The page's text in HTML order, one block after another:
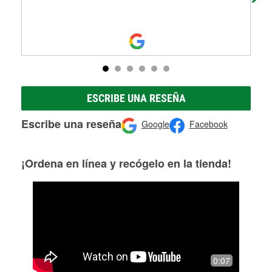
ESCRIBE UNA RESEÑA
Escribe una reseña Google Facebook
¡Ordena en línea y recógelo en la tienda!
0:07